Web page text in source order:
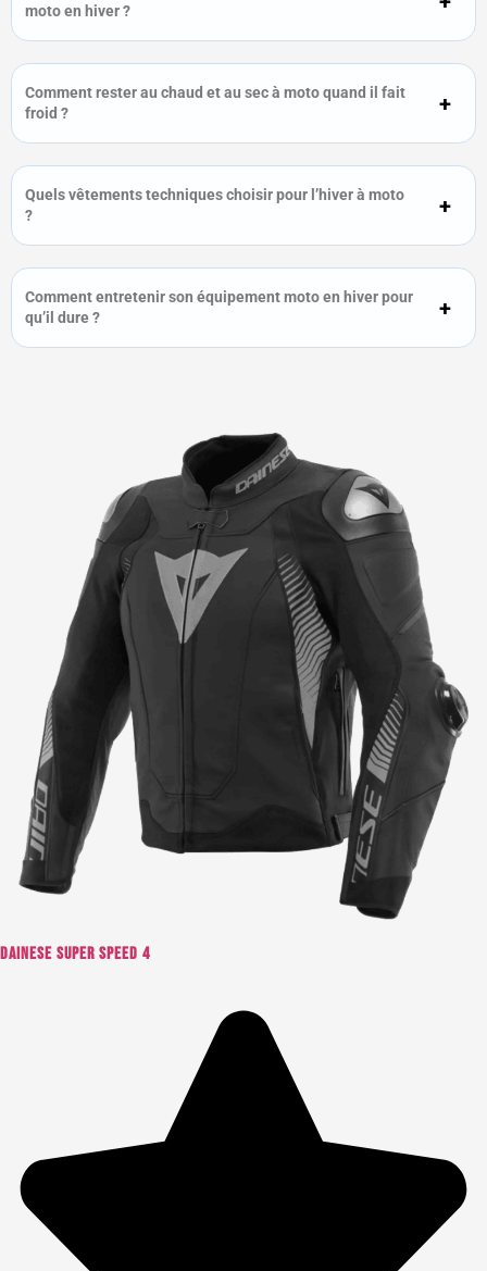
moto en hiver ?
Comment rester au chaud et au sec à moto quand il fait
froid ?
Quels vêtements techniques choisir pour l’hiver à moto
?
Comment entretenir son équipement moto en hiver pour
qu’il dure ?
Dainese Super Speed 4